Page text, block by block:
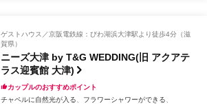
ゲストハウス
京阪電鉄線：びわ湖浜大津駅より徒歩4分（滋
賀県）
ニーズ大津 by T&G WEDDING(旧 アクアテ
ラス迎賓館 大津)
カップルのおすすめポイント
チャペルに自然光が入る
フラワーシャワーができる